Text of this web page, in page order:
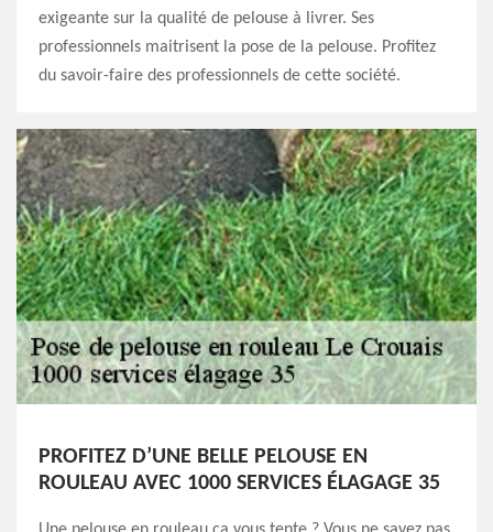
exigeante sur la qualité de pelouse à livrer. Ses
professionnels maitrisent la pose de la pelouse. Profitez
du savoir-faire des professionnels de cette société.
PROFITEZ D’UNE BELLE PELOUSE EN
ROULEAU AVEC 1000 SERVICES ÉLAGAGE 35